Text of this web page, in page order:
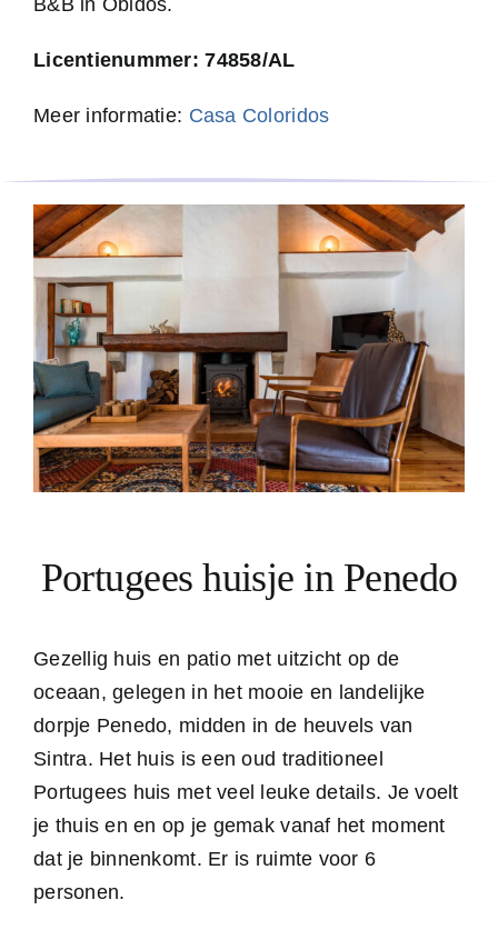
B&B in Obidos.
Licentienummer: 74858/AL
Meer informatie: Casa Coloridos
Portugees huisje in Penedo
Gezellig huis en patio met uitzicht op de
oceaan, gelegen in het mooie en landelijke
dorpje Penedo, midden in de heuvels van
Sintra. Het huis is een oud traditioneel
Portugees huis met veel leuke details. Je voelt
je thuis en en op je gemak vanaf het moment
dat je binnenkomt. Er is ruimte voor 6
personen.